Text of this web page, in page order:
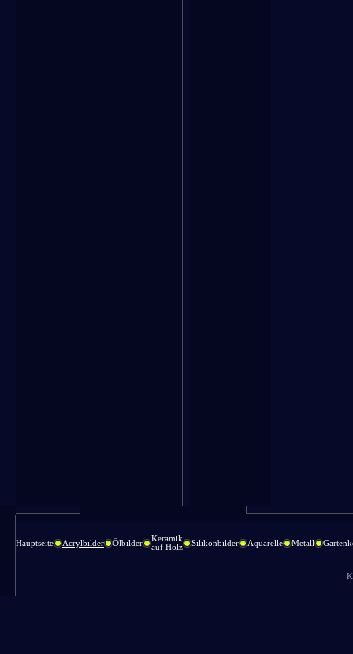
Hauptseite Acrylbilder Ölbilder
Keramik
auf Holz
Silikonbilder Aquarelle Metall